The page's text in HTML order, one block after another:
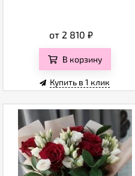
от 2 810 ₽
В корзину
Купить в 1 клик